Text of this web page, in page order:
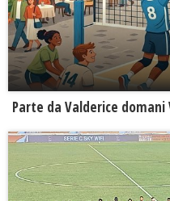
Parte da Valderice domani